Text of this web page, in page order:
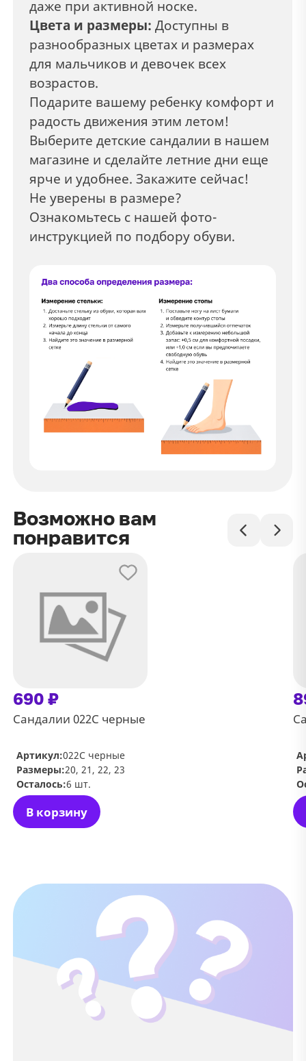
даже при активной носке.
Цвета и размеры: Доступны в
разнообразных цветах и размерах
для мальчиков и девочек всех
возрастов.
Подарите вашему ребенку комфорт и
радость движения этим летом!
Выберите детские сандалии в нашем
магазине и сделайте летние дни еще
ярче и удобнее. Закажите сейчас!
Не уверены в размере?
Ознакомьтесь с нашей фото-
инструкцией по подбору обуви.
Возможно вам
понравится
690 ₽
Сандалии 022С черные
В корзину
Артикул:022С черные
Размеры:20, 21, 22, 23
Осталось:6 шт.